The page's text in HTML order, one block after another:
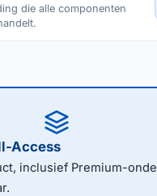
die alle componenten
Access
inclusief Premium-